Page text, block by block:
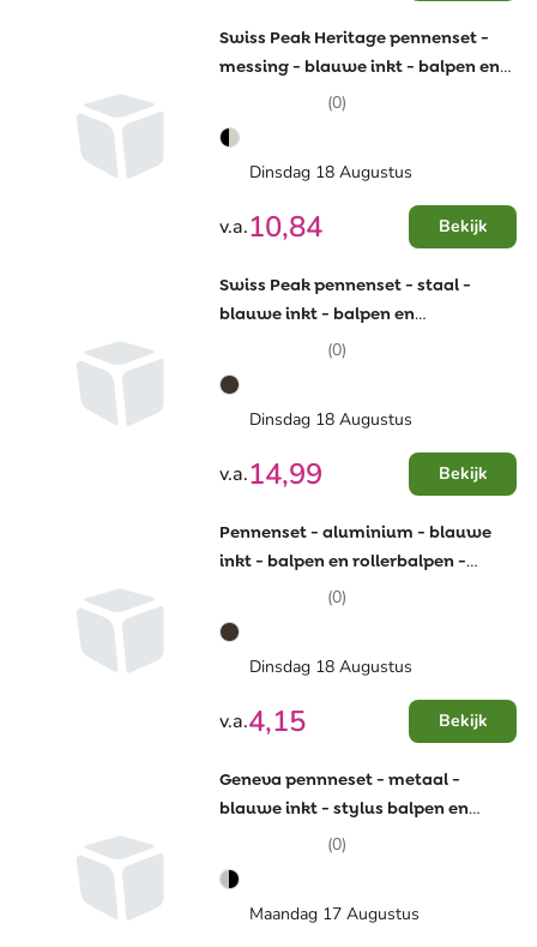
Swiss Peak Heritage pennenset -
messing - blauwe inkt - balpen en
rollerbalpen - geschenkverpakking
(0)
Dinsdag 18 Augustus
v.a.10,84 Bekijk
Swiss Peak pennenset - staal -
blauwe inkt - balpen en
rollerbalpen - geschenkverpakking
(0)
Dinsdag 18 Augustus
v.a.14,99 Bekijk
Pennenset - aluminium - blauwe
inkt - balpen en rollerbalpen -
matte afwerking -
geschenkverpakking
(0)
Dinsdag 18 Augustus
v.a.4,15 Bekijk
Geneva pennneset - metaal -
blauwe inkt - stylus balpen en
rollerbalpen - geschenkverpakking
(0)
Maandag 17 Augustus